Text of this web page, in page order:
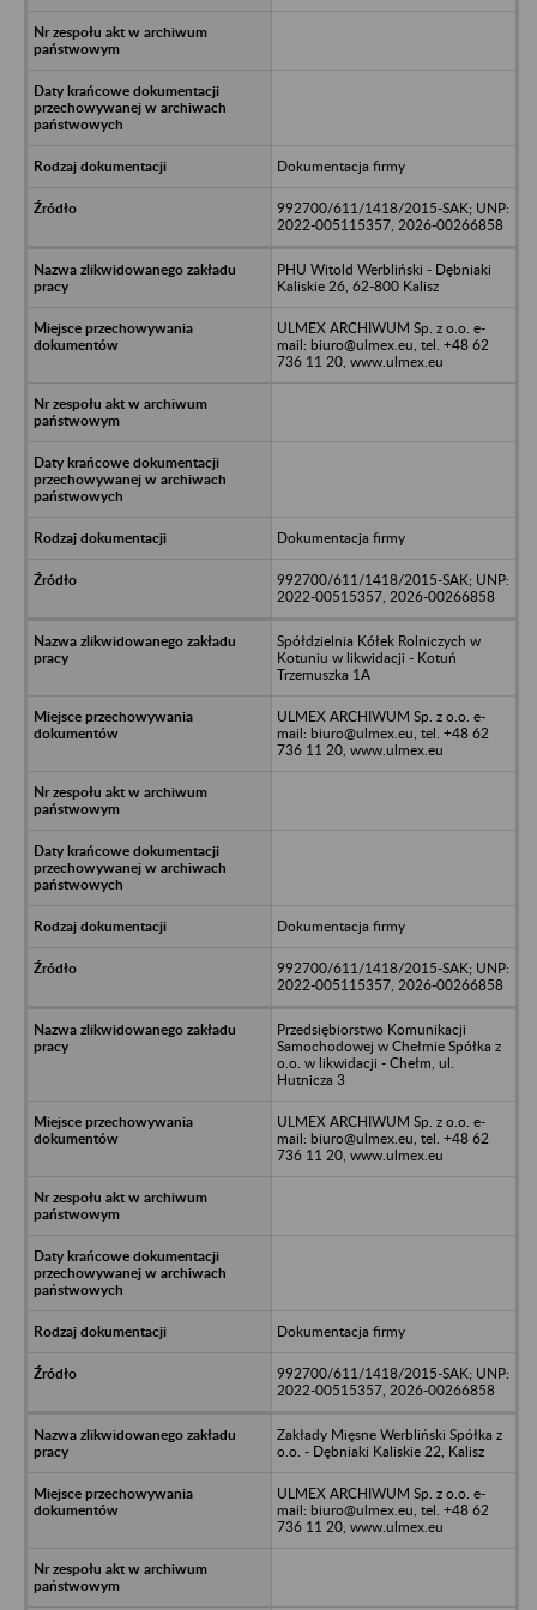
Dokumentacja firmy
992700/611/1418/2015-SAK; UNP:
2022-005115357, 2026-00266858
PHU Witold Werbliński - Dębniaki
Kaliskie 26, 62-800 Kalisz
ULMEX ARCHIWUM Sp. z o.o. e-
mail: biuro@ulmex.eu, tel. +48 62
736 11 20, www.ulmex.eu
Dokumentacja firmy
992700/611/1418/2015-SAK; UNP:
2022-00515357, 2026-00266858
Spółdzielnia Kółek Rolniczych w
Kotuniu w likwidacji - Kotuń
Trzemuszka 1A
ULMEX ARCHIWUM Sp. z o.o. e-
mail: biuro@ulmex.eu, tel. +48 62
736 11 20, www.ulmex.eu
Dokumentacja firmy
992700/611/1418/2015-SAK; UNP:
2022-005115357, 2026-00266858
Przedsiębiorstwo Komunikacji
Samochodowej w Chełmie Spółka z
o.o. w likwidacji - Chełm, ul.
Hutnicza 3
ULMEX ARCHIWUM Sp. z o.o. e-
mail: biuro@ulmex.eu, tel. +48 62
736 11 20, www.ulmex.eu
Dokumentacja firmy
992700/611/1418/2015-SAK; UNP:
2022-00515357, 2026-00266858
Zakłady Mięsne Werbliński Spółka z
o.o. - Dębniaki Kaliskie 22, Kalisz
ULMEX ARCHIWUM Sp. z o.o. e-
mail: biuro@ulmex.eu, tel. +48 62
736 11 20, www.ulmex.eu